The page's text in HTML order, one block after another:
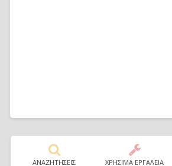
ΑΝΑΖΗΤΗΣΕΙΣ ΧΡΗΣΙΜΑ ΕΡΓΑΛΕΙΑ